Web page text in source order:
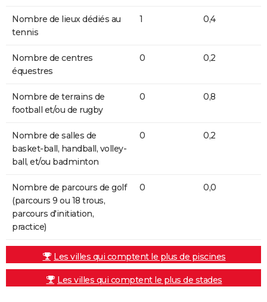
Nombre de lieux dédiés au
tennis
1 0,4
Nombre de centres
équestres
0 0,2
Nombre de terrains de
football et/ou de rugby
0 0,8
Nombre de salles de
basket-ball, handball, volley-
ball, et/ou badminton
0 0,2
Nombre de parcours de golf
(parcours 9 ou 18 trous,
parcours d'initiation,
practice)
0 0,0
Les villes qui comptent le plus de piscines
Les villes qui comptent le plus de stades